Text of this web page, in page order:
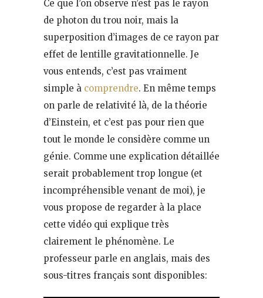
Ce que l’on observe n’est pas le rayon
de photon du trou noir, mais la
superposition d’images de ce rayon par
effet de lentille gravitationnelle. Je
vous entends, c’est pas vraiment
simple à comprendre. En même temps
on parle de relativité là, de la théorie
d’Einstein, et c’est pas pour rien que
tout le monde le considère comme un
génie. Comme une explication détaillée
serait probablement trop longue (et
incompréhensible venant de moi), je
vous propose de regarder à la place
cette vidéo qui explique très
clairement le phénomène. Le
professeur parle en anglais, mais des
sous-titres français sont disponibles: